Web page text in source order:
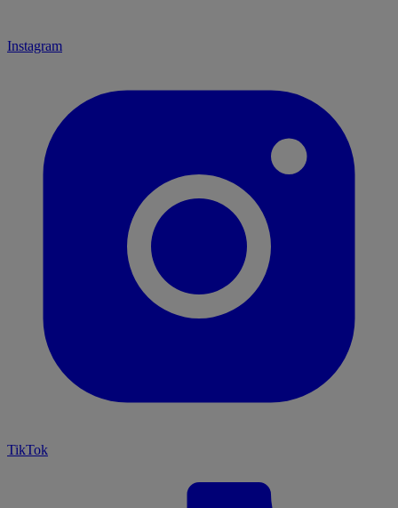
Instagram
TikTok